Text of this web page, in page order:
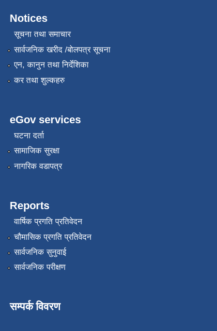
Notices
सूचना तथा समाचार
सार्वजनिक खरीद /बोलपत्र सूचना
एन, कानुन तथा निर्देशिका
कर तथा शुल्कहरु
eGov services
घटना दर्ता
सामाजिक सुरक्षा
नागरिक वडापत्र
Reports
वार्षिक प्रगति प्रतिवेदन
चौमासिक प्रगति प्रतिवेदन
सार्वजनिक सुनुवाई
सार्वजनिक परीक्षण
सम्पर्क विवरण